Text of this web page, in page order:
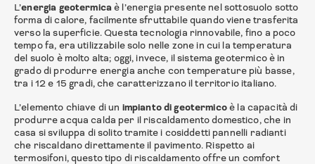
L’energia geotermica è l’energia presente nel sottosuolo sotto
forma di calore, facilmente sfruttabile quando viene trasferita
verso la superficie. Questa tecnologia rinnovabile, fino a poco
tempo fa, era utilizzabile solo nelle zone in cui la temperatura
del suolo è molto alta; oggi, invece, il sistema geotermico è in
grado di produrre energia anche con temperature più basse,
tra i 12 e 15 gradi, che caratterizzano il territorio italiano.
L’elemento chiave di un impianto di geotermicoè la capacità di
produrre acqua calda per il riscaldamento domestico, che in
casa si sviluppa di solito tramite i cosiddetti pannelli radianti
che riscaldano direttamente il pavimento. Rispetto ai
termosifoni, questo tipo di riscaldamento offre un comfort